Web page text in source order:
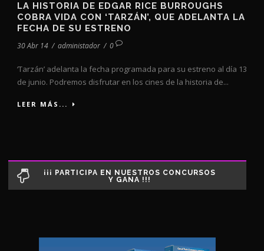
LA HISTORIA DE EDGAR RICE BURROUGHS
COBRA VIDA CON ‘TARZÁN’, QUE ADELANTA LA
FECHA DE SU ESTRENO
30 Abr 14 / administador / 0
‘Tarzán’ adelanta la fecha programada para su estreno al día 13
de junio. Podremos disfrutar en los cines de la historia de...
LEER MÁS...
¡¡¡ PARTICIPA EN NUESTROS CONCURSOS
Y GANA !!!